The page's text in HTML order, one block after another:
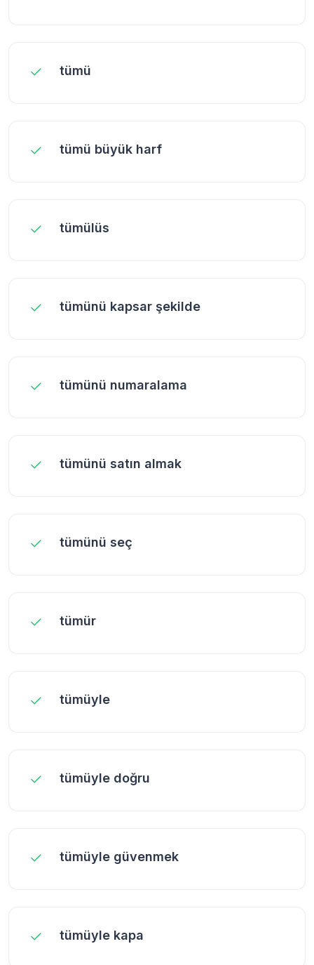
tümü
tümü büyük harf
tümülüs
tümünü kapsar şekilde
tümünü numaralama
tümünü satın almak
tümünü seç
tümür
tümüyle
tümüyle doğru
tümüyle güvenmek
tümüyle kapa